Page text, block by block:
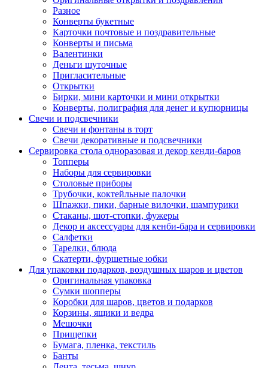
Разное
Конверты букетные
Карточки почтовые и поздравительные
Конверты и письма
Валентинки
Деньги шуточные
Пригласительные
Открытки
Бирки, мини карточки и мини открытки
Конверты, полиграфия для денег и купюрницы
Свечи и подсвечники
Свечи и фонтаны в торт
Свечи декоративные и подсвечники
Сервировка стола одноразовая и декор кенди-баров
Топперы
Наборы для сервировки
Столовые приборы
Трубочки, коктейльные палочки
Шпажки, пики, барные вилочки, шампурики
Стаканы, шот-стопки, фужеры
Декор и аксессуары для кенби-бара и сервировки
Салфетки
Тарелки, блюда
Скатерти, фуршетные юбки
Для упаковки подарков, воздушных шаров и цветов
Оригинальная упаковка
Сумки шопперы
Коробки для шаров, цветов и подарков
Корзины, ящики и ведра
Мешочки
Прищепки
Бумага, пленка, текстиль
Банты